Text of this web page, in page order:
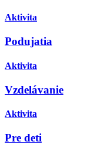
Aktivita
Podujatia
Aktivita
Vzdelávanie
Aktivita
Pre deti